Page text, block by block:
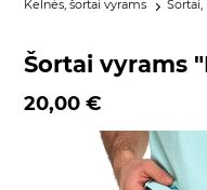
Kelnės, šortai vyrams
Šortai,
Šortai vyrams
20,00 €